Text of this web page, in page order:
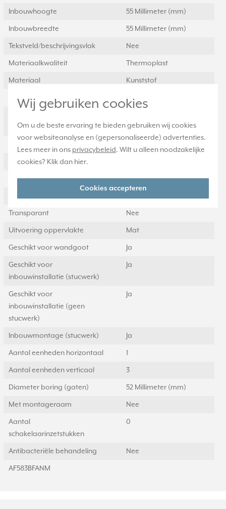
Wij gebruiken cookies
Om u de beste ervaring te bieden gebruiken wij cookies
voor websiteanalyse en (gepersonaliseerde) advertenties.
Lees meer in ons privacybeleid. Wilt u alleen noodzakelijke
cookies? Klik dan hier.
Cookies accepteren
Inbouwhoogte 55 Millimeter (mm)
Inbouwbreedte 55 Millimeter (mm)
Tekstveld/beschrijvingsvlak Nee
Materiaalkwaliteit Thermoplast
Materiaal Kunststof
Bevestigingswijze Overig
verticaal
Slagvastheid
Beschermingsgraad (IP) IP2X
Transparant Nee
Uitvoering oppervlakte Mat
Geschikt voor wandgoot Ja
Geschikt voor
inbouwinstallatie (stucwerk)
Ja
Geschikt voor
inbouwinstallatie (geen
stucwerk)
Ja
Inbouwmontage (stucwerk) Ja
Aantal eenheden horizontaal 1
Aantal eenheden verticaal 3
Diameter boring (gaten) 52 Millimeter (mm)
Met montageraam Nee
Aantal
schakelaarinzetstukken
0
Antibacteriële behandeling Nee
AF583BFANM